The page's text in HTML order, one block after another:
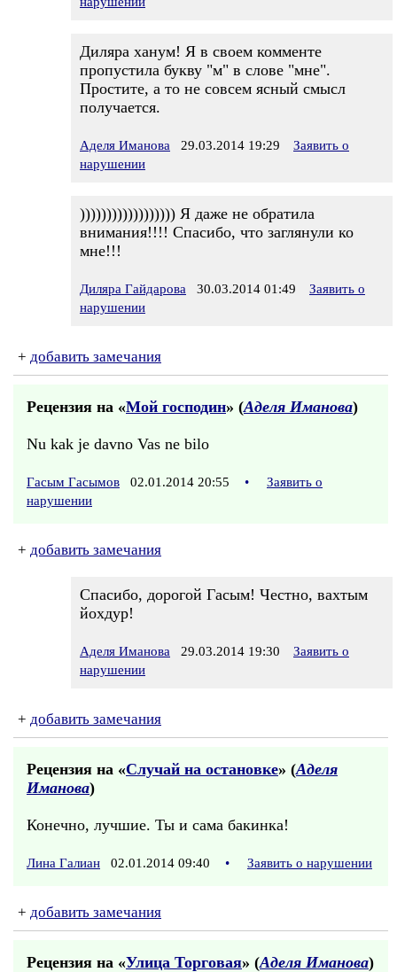
Диляра ханум! Я в своем комменте
пропустила букву "м" в слове "мне".
Простите, а то не совсем ясный смысл
получается.
Аделя Иманова 29.03.2014 19:29
Заявить о
нарушении
)))))))))))))))))) Я даже не обратила
внимания!!!! Спасибо, что заглянули ко
мне!!!
Диляра Гайдарова 30.03.2014 01:49
Заявить о
нарушении
+ добавить замечания
Рецензия на «Мой господин» (Аделя Иманова)
Nu kak je davno Vas ne bilo
Гасым Гасымов 02.01.2014 20:55 •
Заявить о
нарушении
+ добавить замечания
Спасибо, дорогой Гасым! Честно, вахтым
йохдур!
Аделя Иманова 29.03.2014 19:30
Заявить о
нарушении
+ добавить замечания
Рецензия на «Случай на остановке» (Аделя
Иманова)
Конечно, лучшие. Ты и сама бакинка!
Лина Галиан 02.01.2014 09:40 • Заявить о нарушении
+ добавить замечания
Рецензия на «Улица Торговая» (Аделя Иманова)